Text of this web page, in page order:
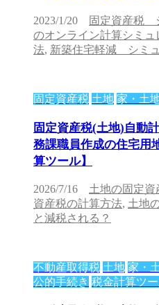
2023/1/20 固定資産税
のオンライン計算シミュ
法, 新築住宅軽減 シミ
固定資産税 土地 家・土
固定資産税(土地)自動
務課職員作成の住宅用
算ツール】
2026/7/16 土地の固定
資産税の計算方法, 土地
と減税される？
不動産取得税 土地 家・
公的手続き 税金計算ツ